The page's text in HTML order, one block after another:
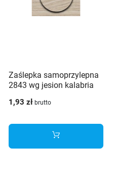
Zaślepka samoprzylepna
2843 wg jesion kalabria
1,93 zł brutto